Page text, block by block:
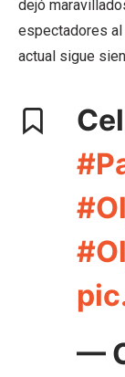
dejó
espectadores
actual sigue
—